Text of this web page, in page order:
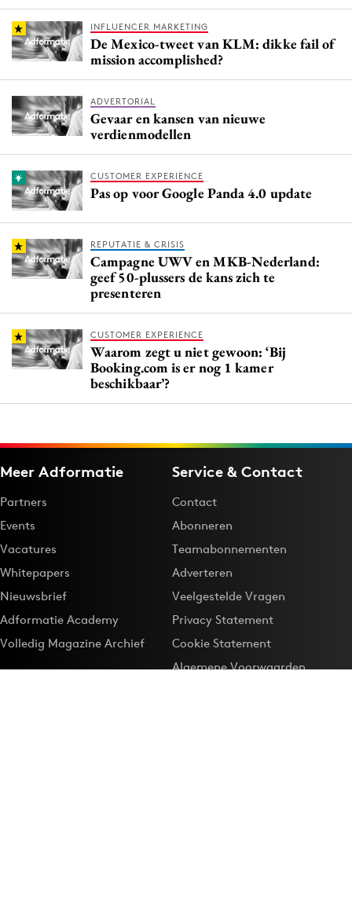
INFLUENCER MARKETING
De Mexico-tweet van KLM: dikke fail of
mission accomplished?
ADVERTORIAL
Gevaar en kansen van nieuwe
verdienmodellen
CUSTOMER EXPERIENCE
Pas op voor Google Panda 4.0 update
REPUTATIE & CRISIS
Campagne UWV en MKB-Nederland:
geef 50-plussers de kans zich te
presenteren
CUSTOMER EXPERIENCE
Waarom zegt u niet gewoon: ‘Bij
Booking.com is er nog 1 kamer
beschikbaar’?
Meer Adformatie
Partners
Events
Vacatures
Whitepapers
Nieuwsbrief
Adformatie Academy
Volledig Magazine Archief
Service & Contact
Contact
Abonneren
Teamabonnementen
Adverteren
Veelgestelde Vragen
Privacy Statement
Cookie Statement
Algemene Voorwaarden